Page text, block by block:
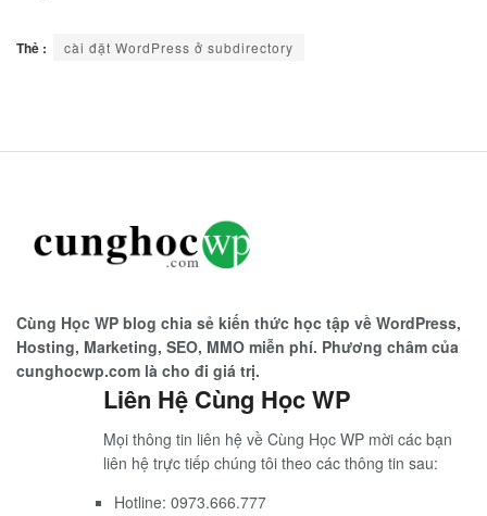
Thẻ : cài đặt WordPress ở subdirectory
Cùng Học WP blog chia sẻ kiến thức học tập về WordPress,
Hosting, Marketing, SEO, MMO miễn phí. Phương châm của
cunghocwp.com là cho đi giá trị.
Liên Hệ Cùng Học WP
Mọi thông tin liên hệ về Cùng Học WP mời các bạn
liên hệ trực tiếp chúng tôi theo các thông tin sau:
Hotline: 0973.666.777